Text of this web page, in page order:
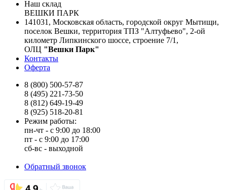
Наш склад
ВЕШКИ ПАРК
141031, Московская область, городской округ Мытищи,
поселок Вешки, территория ТПЗ "Алтуфьево", 2-ой
километр Липкинского шоссе, строение 7/1,
ОЛЦ "Вешки Парк"
Контакты
Оферта
8 (800) 500-57-87
8 (495) 221-73-50
8 (812) 649-19-49
8 (925) 518-20-81
Режим работы:
пн-чт - с 9:00 до 18:00
пт - с 9:00 до 17:00
сб-вс - выходной
Обратный звонок